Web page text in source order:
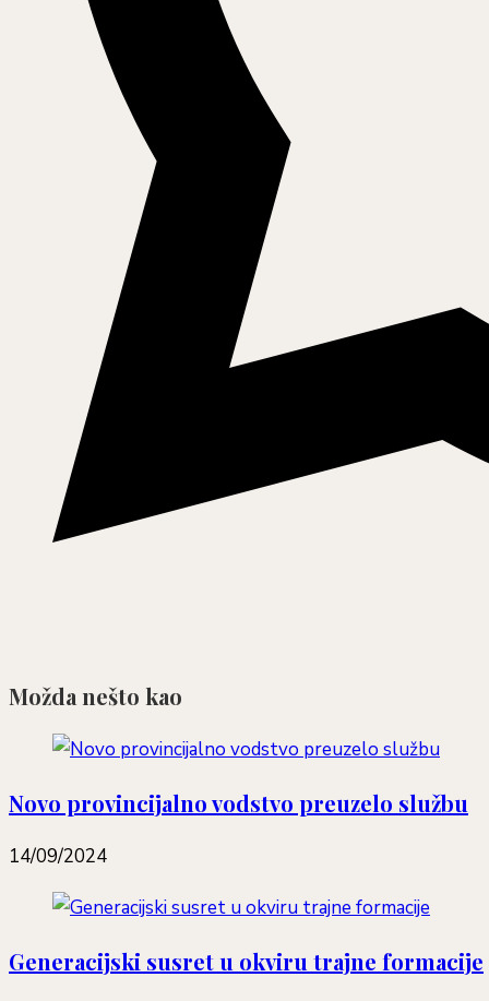
Možda nešto kao
Novo provincijalno vodstvo preuzelo službu
14/09/2024
Generacijski susret u okviru trajne formacije